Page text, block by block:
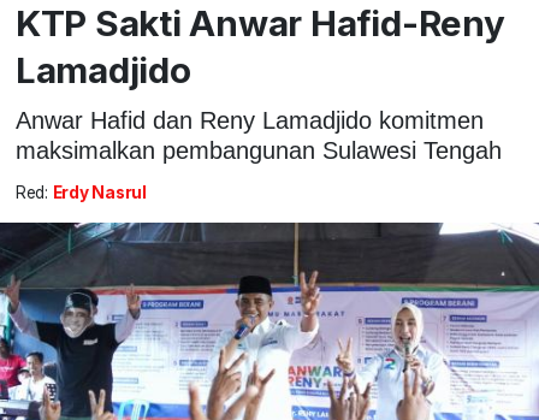
KTP Sakti Anwar Hafid-Reny
Lamadjido
Anwar Hafid dan Reny Lamadjido komitmen
maksimalkan pembangunan Sulawesi Tengah
Red: Erdy Nasrul